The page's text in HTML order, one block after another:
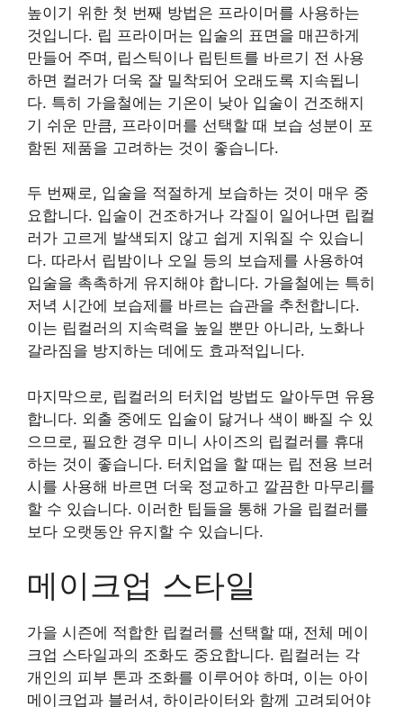
높이기 위한 첫 번째 방법은 프라이머를 사용하는
것입니다. 립 프라이머는 입술의 표면을 매끈하게
만들어 주며, 립스틱이나 립틴트를 바르기 전 사용
하면 컬러가 더욱 잘 밀착되어 오래도록 지속됩니
다. 특히 가을철에는 기온이 낮아 입술이 건조해지
기 쉬운 만큼, 프라이머를 선택할 때 보습 성분이 포
함된 제품을 고려하는 것이 좋습니다.
두 번째로, 입술을 적절하게 보습하는 것이 매우 중
요합니다. 입술이 건조하거나 각질이 일어나면 립컬
러가 고르게 발색되지 않고 쉽게 지워질 수 있습니
다. 따라서 립밤이나 오일 등의 보습제를 사용하여
입술을 촉촉하게 유지해야 합니다. 가을철에는 특히
저녁 시간에 보습제를 바르는 습관을 추천합니다.
이는 립컬러의 지속력을 높일 뿐만 아니라, 노화나
갈라짐을 방지하는 데에도 효과적입니다.
마지막으로, 립컬러의 터치업 방법도 알아두면 유용
합니다. 외출 중에도 입술이 닳거나 색이 빠질 수 있
으므로, 필요한 경우 미니 사이즈의 립컬러를 휴대
하는 것이 좋습니다. 터치업을 할 때는 립 전용 브러
시를 사용해 바르면 더욱 정교하고 깔끔한 마무리를
할 수 있습니다. 이러한 팁들을 통해 가을 립컬러를
보다 오랫동안 유지할 수 있습니다.
메이크업 스타일
가을 시즌에 적합한 립컬러를 선택할 때, 전체 메이
크업 스타일과의 조화도 중요합니다. 립컬러는 각
개인의 피부 톤과 조화를 이루어야 하며, 이는 아이
메이크업과 블러셔, 하이라이터와 함께 고려되어야